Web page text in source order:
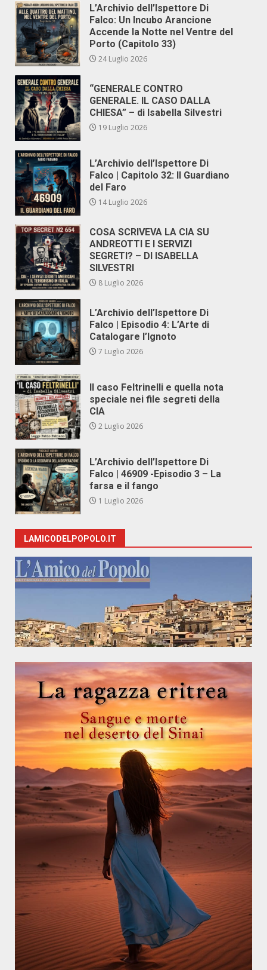
L’Archivio dell’Ispettore Di
Falco: Un Incubo Arancione
Accende la Notte nel Ventre del
Porto (Capitolo 33)
24 Luglio 2026
“GENERALE CONTRO
GENERALE. IL CASO DALLA
CHIESA” – di Isabella Silvestri
19 Luglio 2026
L’Archivio dell’Ispettore Di
Falco | Capitolo 32: Il Guardiano
del Faro
14 Luglio 2026
COSA SCRIVEVA LA CIA SU
ANDREOTTI E I SERVIZI
SEGRETI? – DI ISABELLA
SILVESTRI
8 Luglio 2026
L’Archivio dell’Ispettore Di
Falco | Episodio 4: L’Arte di
Catalogare l’Ignoto
7 Luglio 2026
Il caso Feltrinelli e quella nota
speciale nei file segreti della
CIA
2 Luglio 2026
L’Archivio dell’Ispettore Di
Falco | 46909 -Episodio 3 – La
farsa e il fango
1 Luglio 2026
LAMICODELPOPOLO.IT